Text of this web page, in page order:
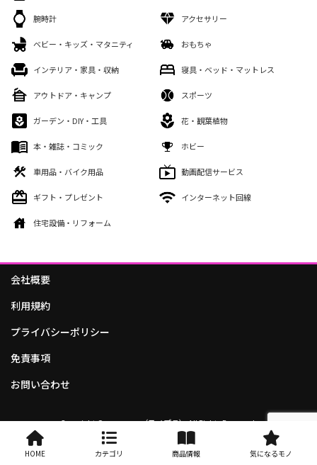
腕時計 アクセサリー
ベビー・キッズ・マタニティ おもちゃ
インテリア・家具・収納 寝具・ベッド・マットレス
アウトドア・キャンプ スポーツ
ガーデン・DIY・工具 花・観葉植物
本・雑誌・コミック ホビー
車用品・バイク用品 動画配信サービス
ギフト・プレゼント インターネット回線
住宅設備・リフォーム
会社概要
利用規約
プライバシーポリシー
免責事項
お問い合わせ
Copyright © monopra（モノプラ） All Rights Reserved.
HOME カテゴリ 商品情報 気になるモノ